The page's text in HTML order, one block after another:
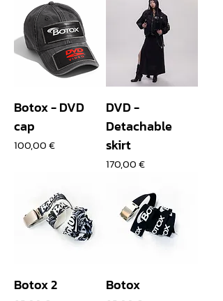
Botox - DVD
cap
Prix
100,00 €
DVD -
Detachable
skirt
Prix
170,00 €
Botox 2 Botox